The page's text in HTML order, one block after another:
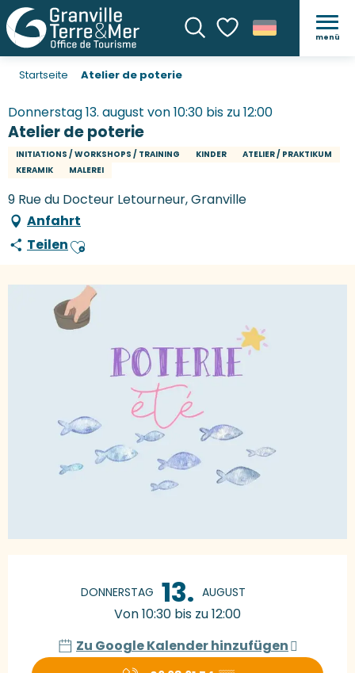
SucheVoir les favoris
menü
Startseite Atelier de poterie
Donnerstag 13. august von 10:30 bis zu 12:00
Atelier de poterie
INITIATIONS / WORKSHOPS / TRAINING KINDER
ATELIER / PRAKTIKUM
KERAMIK
MALEREI
9 Rue du Docteur Letourneur, Granville
Anfahrt
TeilenAjouter aux favoris
DONNERSTAG 13. AUGUST
Von 10:30 bis zu 12:00
Zu Google Kalender hinzufügen